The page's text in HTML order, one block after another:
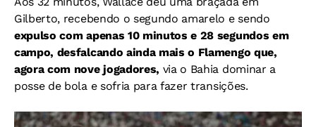
Gilberto, recebendo o segundo amarelo e sendo
expulso com apenas 10 minutos e 28 segundos em
campo, desfalcando ainda mais o Flamengo que,
agora com nove jogadores, via o Bahia dominar a
posse de bola e sofria para fazer transições.